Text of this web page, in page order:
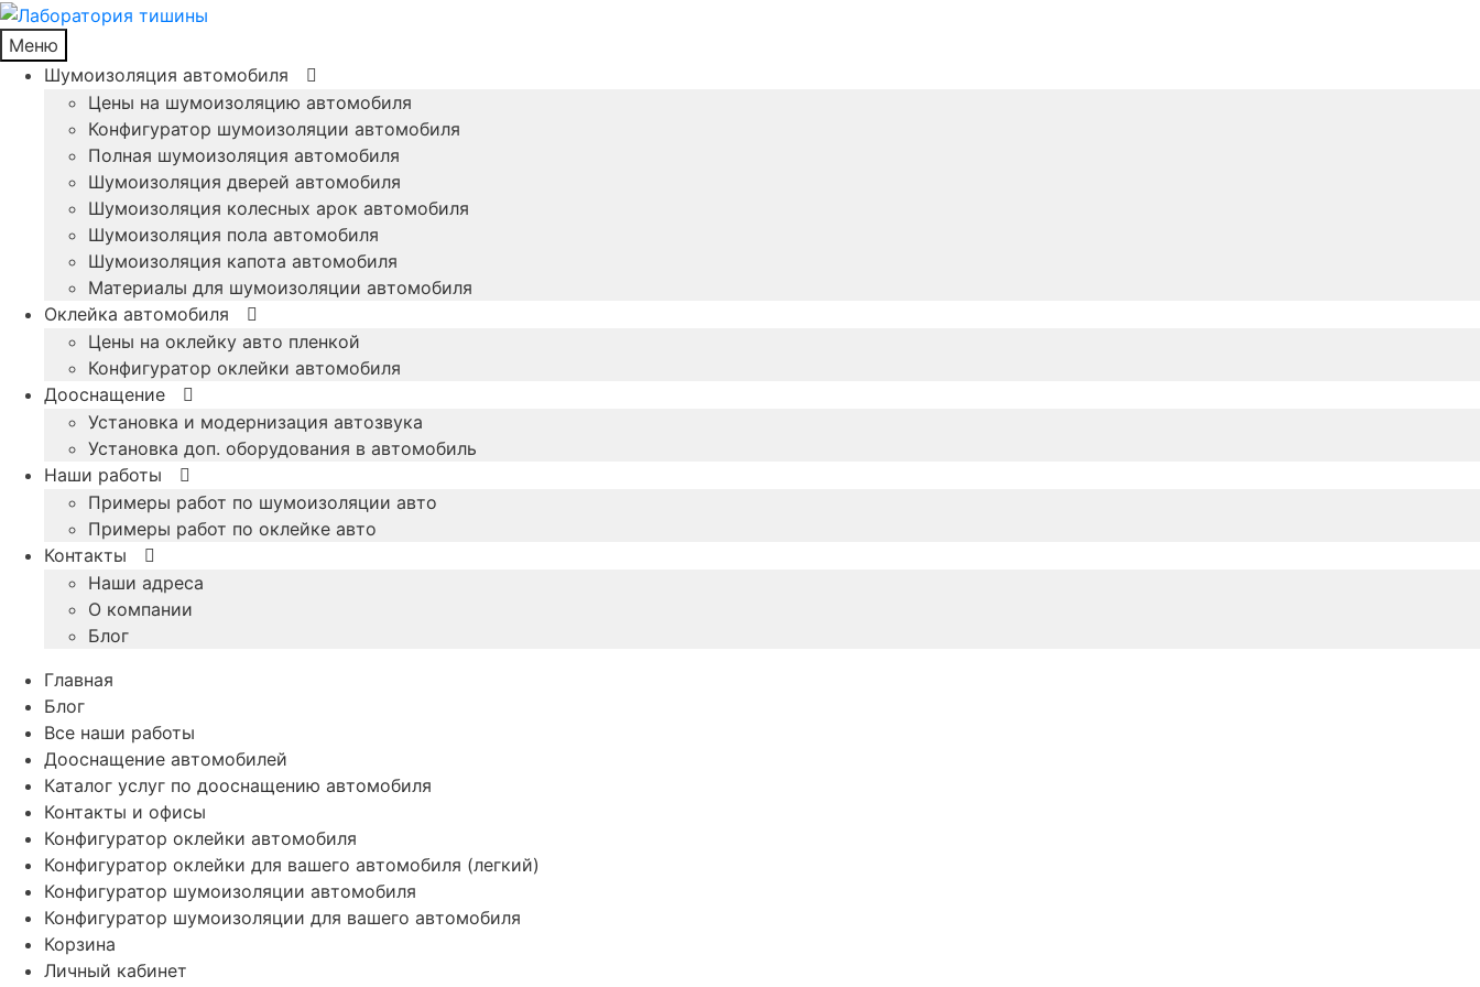
Меню
Шумоизоляция автомобиля
Цены на шумоизоляцию автомобиля
Конфигуратор шумоизоляции автомобиля
Полная шумоизоляция автомобиля
Шумоизоляция дверей автомобиля
Шумоизоляция колесных арок автомобиля
Шумоизоляция пола автомобиля
Шумоизоляция капота автомобиля
Материалы для шумоизоляции автомобиля
Оклейка автомобиля
Цены на оклейку авто пленкой
Конфигуратор оклейки автомобиля
Дооснащение
Установка и модернизация автозвука
Установка доп. оборудования в автомобиль
Наши работы
Примеры работ по шумоизоляции авто
Примеры работ по оклейке авто
Контакты
Наши адреса
О компании
Блог
Главная
Блог
Все наши работы
Дооснащение автомобилей
Каталог услуг по дооснащению автомобиля
Контакты и офисы
Конфигуратор оклейки автомобиля
Конфигуратор оклейки для вашего автомобиля (легкий)
Конфигуратор шумоизоляции автомобиля
Конфигуратор шумоизоляции для вашего автомобиля
Корзина
Личный кабинет